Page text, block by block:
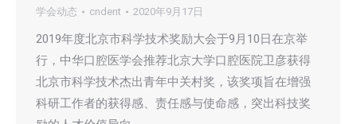
学会动态 cndent 2020年9月17日
2019年度北京市科学技术奖励大会于9月10日在京举
行，中华口腔医学会推荐北京大学口腔医院卫彦获得
北京市科学技术杰出青年中关村奖，该奖项旨在增强
科研工作者的获得感、责任感与使命感，突出科技奖